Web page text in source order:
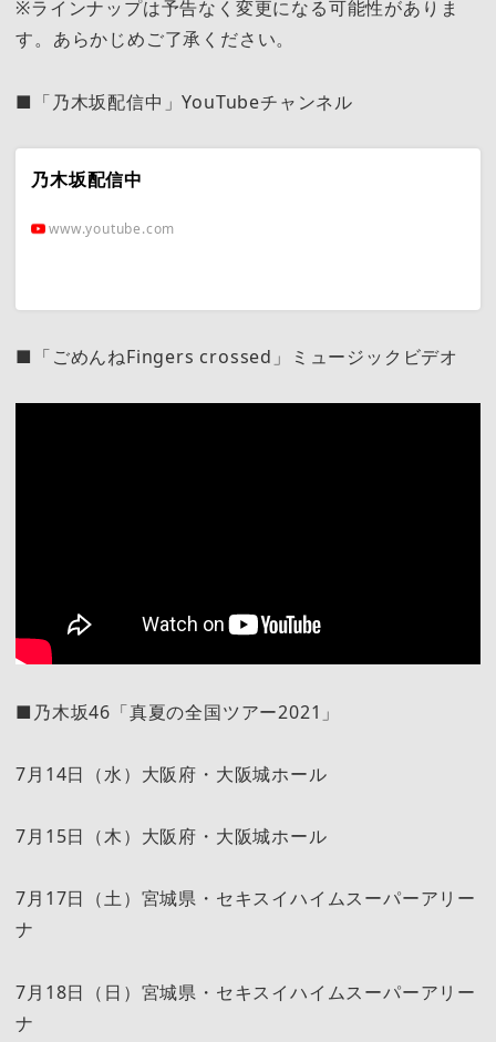
※ラインナップは予告なく変更になる可能性がありま
す。あらかじめご了承ください。
■「乃木坂配信中」YouTubeチャンネル
乃木坂配信中
www.youtube.com
■「ごめんねFingers crossed」ミュージックビデオ
■乃木坂46「真夏の全国ツアー2021」
7月14日（水）大阪府・大阪城ホール
7月15日（木）大阪府・大阪城ホール
7月17日（土）宮城県・セキスイハイムスーパーアリー
ナ
7月18日（日）宮城県・セキスイハイムスーパーアリー
ナ